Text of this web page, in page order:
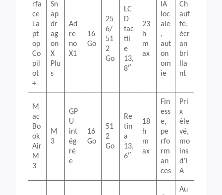
rfa
ce
La
pt
op
Co
pil
ot
+
Sn
ap
dr
ag
on
X
Plu
s
Ad
re
no
X1
16
Go
25
6/
51
2
Go
LC
D
tac
til
e
13,
8″
23
h
m
ax
IA
loc
ale
,
aut
on
om
ie
Ch
auf
fe,
écr
an
bri
lla
nt
M
ac
Bo
ok
Air
M
3
M
3
GP
U
int
ég
ré
e
16
Go
51
2
Go
Re
tin
a
13,
6″
18
h
m
ax
Fin
ess
e,
pe
rfo
rm
an
ces
Pri
x
éle
vé,
mo
ins
d’I
A
Au